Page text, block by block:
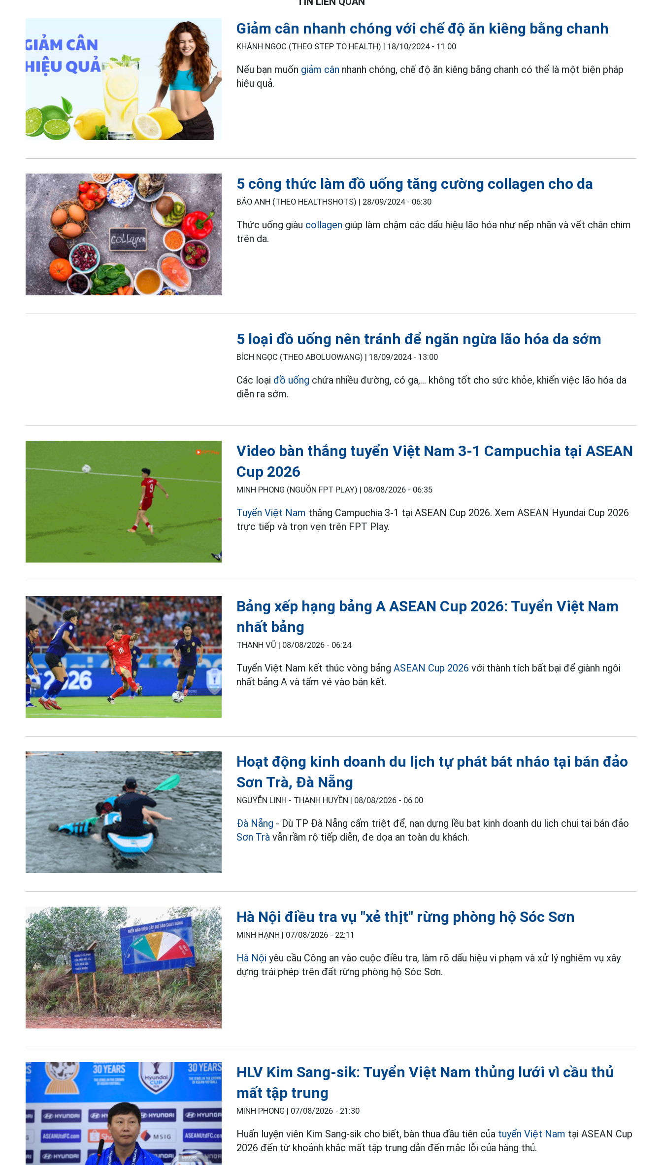
Giảm cân nhanh chóng với chế độ ăn kiêng bằng chanh
KHÁNH NGỌC (THEO STEP TO HEALTH) | 18/10/2024 - 11:00
Nếu bạn muốn giảm cân nhanh chóng, chế độ ăn kiêng bằng chanh có thể là một biện pháp
hiệu quả.
5 công thức làm đồ uống tăng cường collagen cho da
BẢO ANH (THEO HEALTHSHOTS) | 28/09/2024 - 06:30
Thức uống giàu collagen giúp làm chậm các dấu hiệu lão hóa như nếp nhăn và vết chân chim
trên da.
5 loại đồ uống nên tránh để ngăn ngừa lão hóa da sớm
BÍCH NGỌC (THEO ABOLUOWANG) | 18/09/2024 - 13:00
Các loại đồ uống chứa nhiều đường, có ga,... không tốt cho sức khỏe, khiến việc lão hóa da
diễn ra sớm.
Video bàn thắng tuyển Việt Nam 3-1 Campuchia tại ASEAN
Cup 2026
MINH PHONG (NGUỒN FPT PLAY) | 08/08/2026 - 06:35
Tuyển Việt Nam thắng Campuchia 3-1 tại ASEAN Cup 2026. Xem ASEAN Hyundai Cup 2026
trực tiếp và trọn vẹn trên FPT Play.
Bảng xếp hạng bảng A ASEAN Cup 2026: Tuyển Việt Nam
nhất bảng
THANH VŨ | 08/08/2026 - 06:24
Tuyển Việt Nam kết thúc vòng bảngASEAN Cup 2026 với thành tích bất bại để giành ngôi
nhất bảng A và tấm vé vào bán kết.
Hoạt động kinh doanh du lịch tự phát bát nháo tại bán đảo
Sơn Trà, Đà Nẵng
NGUYỄN LINH - THANH HUYỀN | 08/08/2026 - 06:00
Đà Nẵng - Dù TP Đà Nẵng cấm triệt để, nạn dựng lều bạt kinh doanh du lịch chui tại bán đảo
Sơn Tràvẫn rầm rộ tiếp diễn, đe dọa an toàn du khách.
Hà Nội điều tra vụ "xẻ thịt" rừng phòng hộ Sóc Sơn
MINH HẠNH | 07/08/2026 - 22:11
Hà Nội yêu cầu Công an vào cuộc điều tra, làm rõ dấu hiệu vi phạm và xử lý nghiêm vụ xây
dựng trái phép trên đất rừng phòng hộ Sóc Sơn.
HLV Kim Sang-sik: Tuyển Việt Nam thủng lưới vì cầu thủ
mất tập trung
MINH PHONG | 07/08/2026 - 21:30
Huấn luyện viên Kim Sang-sik cho biết, bàn thua đầu tiên của tuyển Việt Nam tại ASEAN Cup
2026 đến từ khoảnh khắc mất tập trung dẫn đến mắc lỗi của hàng thủ.